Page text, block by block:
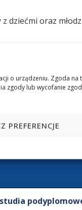
o urządzeniu. Zgoda na
zgody lub wycofanie
PREFERENCJE
dziećmi oraz
różnego rodzaju
metod i form
studiów